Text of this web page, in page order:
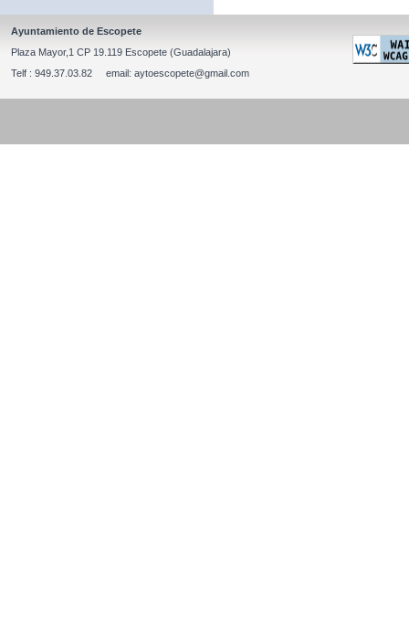
Ayuntamiento de Escopete
Plaza Mayor,1 CP 19.119 Escopete (Guadalajara)
Telf : 949.37.03.82 email: aytoescopete@gmail.com